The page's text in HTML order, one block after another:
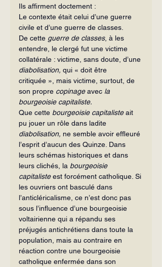
Ils affirment doctement :
Le contexte était celui d’une guerre
civile et d’une guerre de classes.
De cette guerre de classes, à les
entendre, le clergé fut une victime
collatérale : victime, sans doute, d’une
diabolisation, qui « doit être
critiquée », mais victime, surtout, de
son propre copinage avec la
bourgeoisie capitaliste.
Que cette bourgeoisie capitaliste ait
pu jouer un rôle dans ladite
diabolisation, ne semble avoir effleuré
l’esprit d’aucun des Quinze. Dans
leurs schémas historiques et dans
leurs clichés, la bourgeoisie
capitaliste est forcément catholique. Si
les ouvriers ont basculé dans
l’anticléricalisme, ce n’est donc pas
sous l’influence d’une bourgeoisie
voltairienne qui a répandu ses
préjugés antichrétiens dans toute la
population, mais au contraire en
réaction contre une bourgeoisie
catholique enfermée dans son